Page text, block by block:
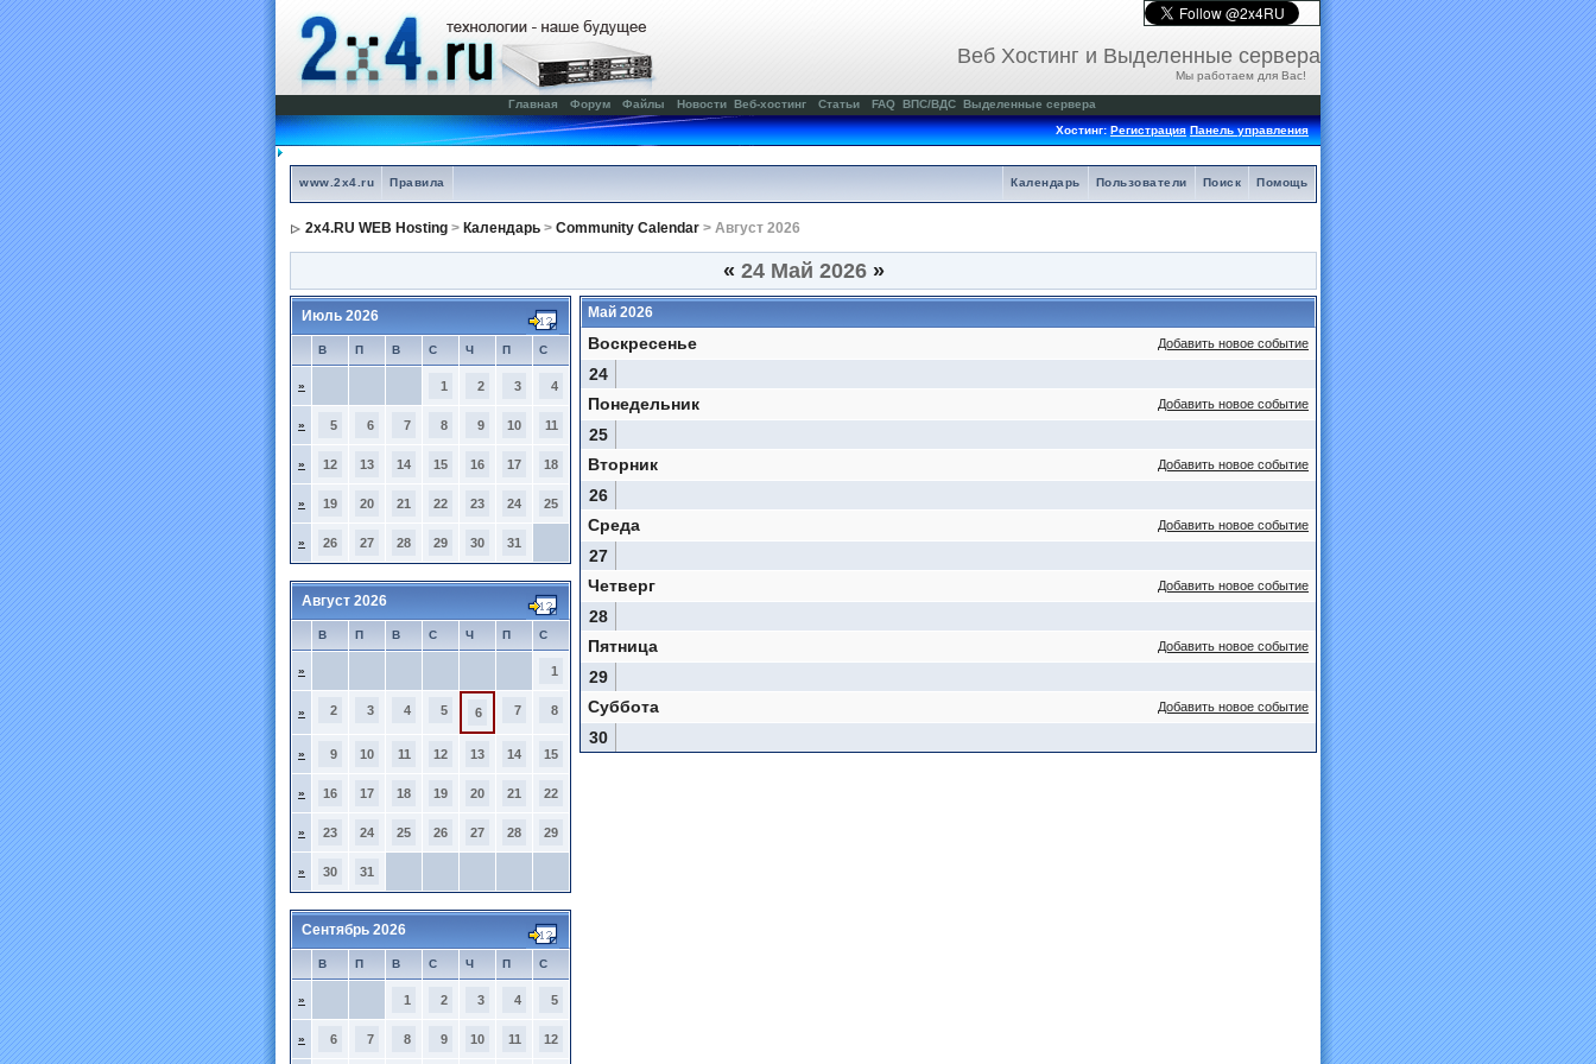
Веб Хостинг и Выделенные сервера
Мы работаем для Вас!
Главная Форум Файлы Новости Веб-хостинг Статьи FAQ ВПС/ВДС Выделенные сервера
Хостинг:Регистрация Панель управления
www.2x4.ru Правила Помощь
Поиск
Пользователи
Календарь
2x4.RU WEB Hosting > Календарь > Community Calendar > Август 2026
« 24 Май 2026 »
Июль 2026
В П В С Ч П С
» 1 2 3 4
» 5 6 7 8 9 10 11
» 12 13 14 15 16 17 18
» 19 20 21 22 23 24 25
» 26 27 28 29 30 31
Август 2026
В П В С Ч П С
» 1
» 2 3 4 5 6 7 8
» 9 10 11 12 13 14 15
» 16 17 18 19 20 21 22
» 23 24 25 26 27 28 29
» 30 31
Сентябрь 2026
В П В С Ч П С
» 1 2 3 4 5
» 6 7 8 9 10 11 12
Май 2026
Добавить новое событие
Воскресенье
24
Добавить новое событие
Понедельник
25
Добавить новое событие
Вторник
26
Добавить новое событие
Среда
27
Добавить новое событие
Четверг
28
Добавить новое событие
Пятница
29
Добавить новое событие
Суббота
30